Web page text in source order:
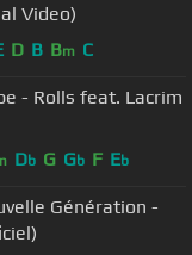
Video)
D B Bm C
- Rolls feat. Lacrim
Db G Gb F Eb
Génération -